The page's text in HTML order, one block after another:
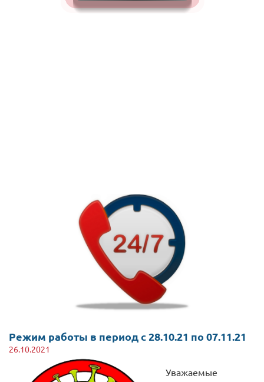
Режим работы в период с 28.10.21 по 07.11.21
26.10.2021
Уважаемые